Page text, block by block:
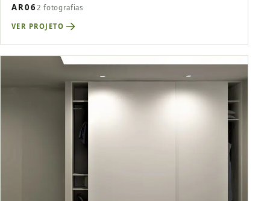
AR06 2 fotografias
VER PROJETO